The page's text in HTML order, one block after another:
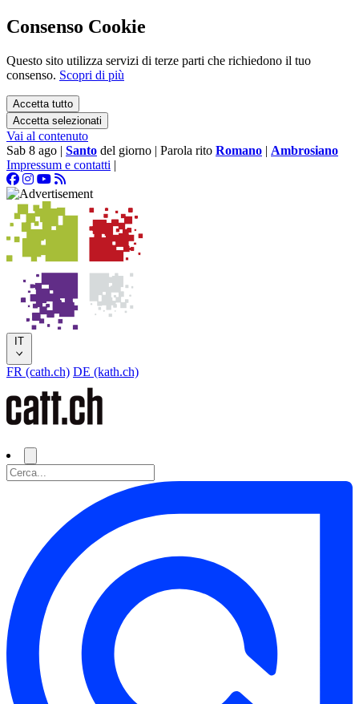
Consenso Cookie
Questo sito utilizza servizi di terze parti che richiedono il tuo
consenso. Scopri di più
Accetta tutto
Accetta selezionati
Vai al contenuto
Sab 8 ago | Santo del giorno | Parola rito Romano | Ambrosiano
Impressum e contatti |
IT
FR (cath.ch) DE (kath.ch)